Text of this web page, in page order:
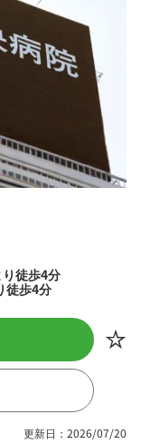
徒歩4分
徒歩4分
更新日：2026/07/20